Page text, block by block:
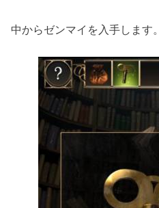
中からゼンマイを入手します。